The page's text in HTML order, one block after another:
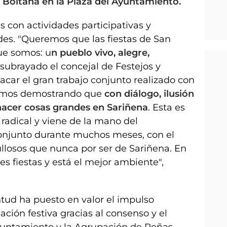
con actividades participativas y
"Queremos que las fiestas de San
somos: un pueblo vivo, alegre,
el concejal de Festejos y
el gran trabajo conjunto realizado con
demostrando que con diálogo, ilusión
cosas grandes en Sariñena. Esta es
y viene de la mano del
durante muchos meses, con el
que nunca por ser de Sariñena. En
fiestas y está el mejor ambiente",
ha puesto en valor el impulso
festiva gracias al consenso y el